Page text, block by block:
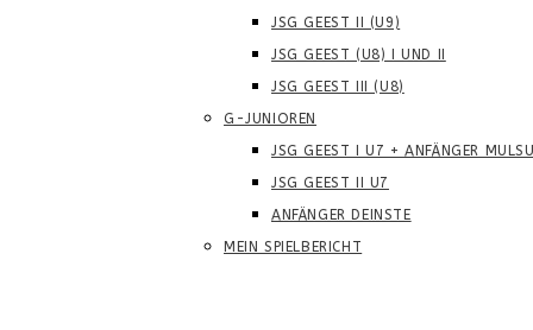
JSG GEEST II (U9)
JSG GEEST (U8) I UND II
JSG GEEST III (U8)
G-JUNIOREN
JSG GEEST I U7 + ANFÄNGER
JSG GEEST II U7
ANFÄNGER DEINSTE
MEIN SPIELBERICHT